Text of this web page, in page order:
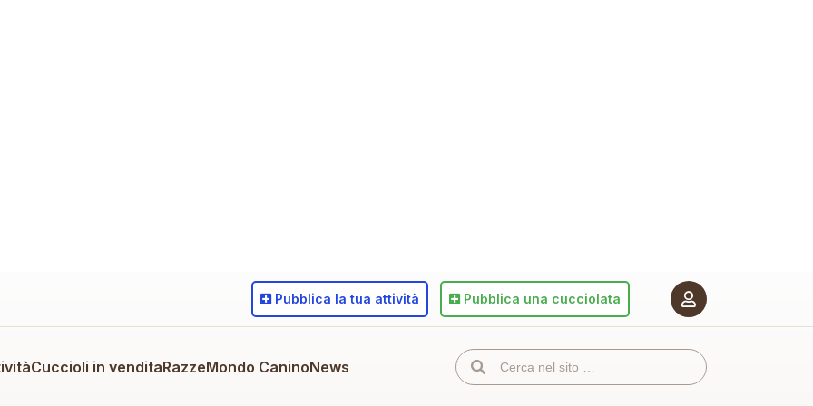
Cuccioli in venditaRazzeMondo CaninoNews
Pubblica la tua attività Pubblica una cucciolata